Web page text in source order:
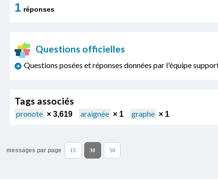
1 réponses
Questions officielles
Questions posées et réponses données par l'équipe
Tags associés
pronote × 3,619 araignée × 1 graphe × 1
messages par page 15 30 50